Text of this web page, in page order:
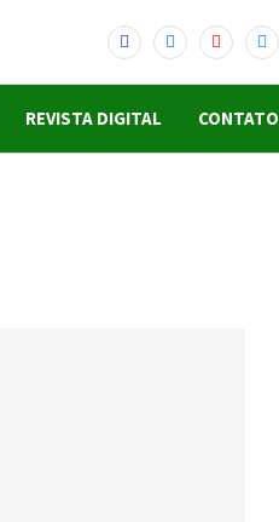
REVISTA DIGITAL CONTATO